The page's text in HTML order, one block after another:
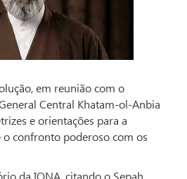
em reunião com o
Central Khatam-ol-Anbia
e orientações para a
o confronto poderoso com os